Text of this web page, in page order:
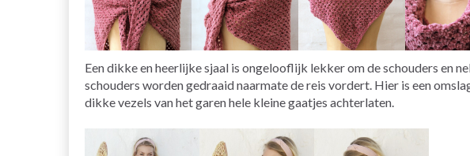
Een dikke en heerlijke sjaal is ongelooflijk lekker om de schouders en
schouders worden gedraaid naarmate de reis vordert. Hier is een
dikke vezels van het garen hele kleine gaatjes achterlaten.